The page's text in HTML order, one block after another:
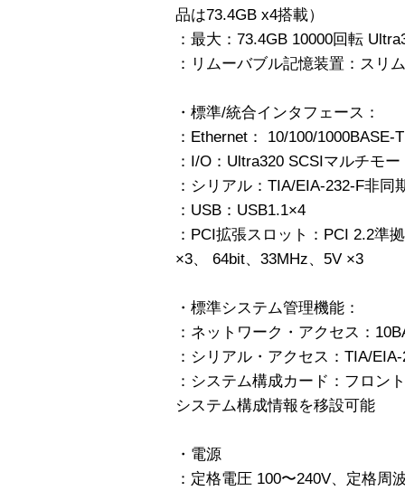
品は73.4GB x4搭載）
：最大：73.4GB 10000回転
：リムーバブル記憶装置：スリ
・標準/統合インタフェース：
：Ethernet： 10/100/1000BASE-
：I/O：Ultra320 SCSIマルチモ
：シリアル：TIA/EIA-232-F非同
：USB：USB1.1×4
：PCI拡張スロット：PCI 2.2準
×3、 64bit、33MHz、5V ×3
・標準システム管理機能：
：ネットワーク・アクセス：
：シリアル・アクセス：TIA/
：システム構成カード：フロン
システム構成情報を移設可能
・電源
：定格電圧 100〜240V、定格周